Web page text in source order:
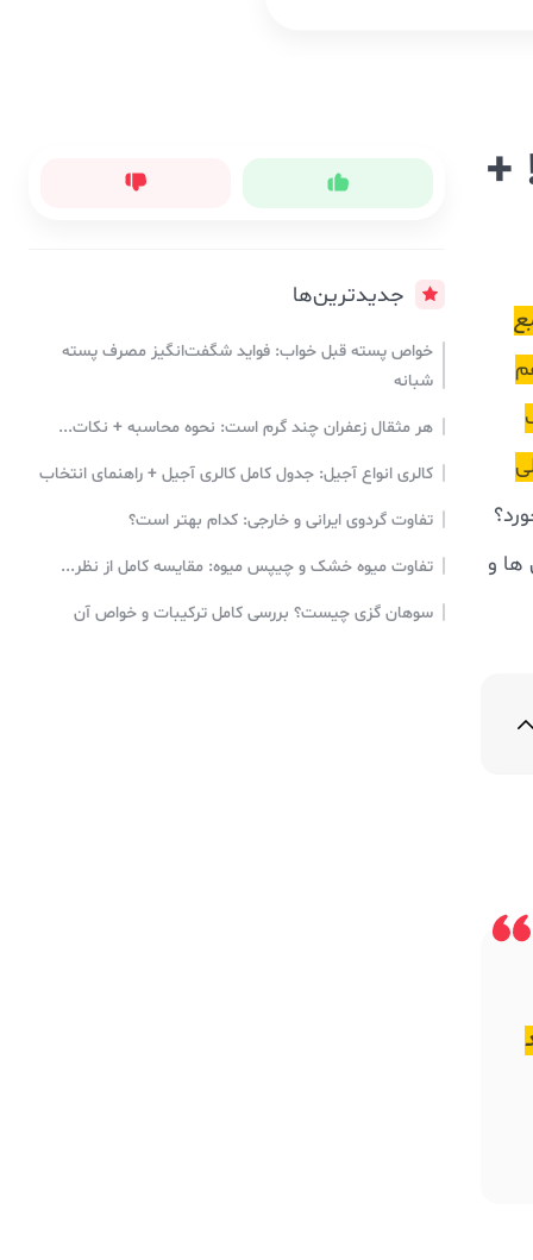
+
ها و
جدیدترین‌ها
خواص پسته قبل خواب: فواید شگفت‌انگیز مصرف پسته
شبانه
هر مثقال زعفران چند گرم است: نحوه محاسبه + نکات...
کالری انواع آجیل: جدول کامل کالری آجیل + راهنمای انتخاب
تفاوت گردوی ایرانی و خارجی: کدام بهتر است؟
تفاوت میوه خشک و چیپس میوه: مقایسه کامل از نظر...
سوهان گزی چیست؟ بررسی کامل ترکیبات و خواص آن